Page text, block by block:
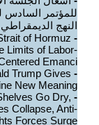
للمؤتمر
النهج
-
of Hormuz
Limits of Labor-
Emanci ...
-
Trump Gives
New Meaning
-
Go Dry,
Collapse, Anti-
Forces Surge ...